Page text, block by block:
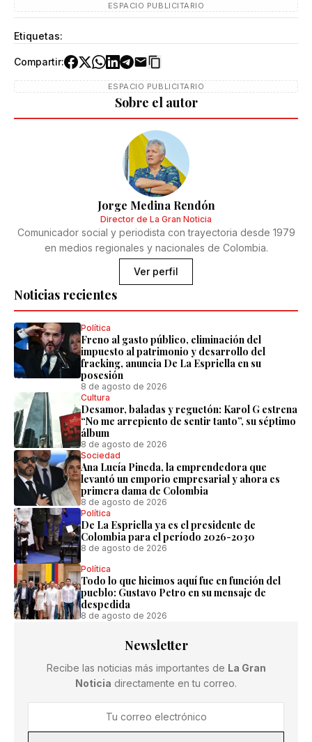
ESPACIO PUBLICITARIO
Etiquetas:
Compartir:
ESPACIO PUBLICITARIO
Noticias recientes
Política
Freno al gasto público, eliminación del
impuesto al patrimonio y desarrollo del
fracking, anuncia De La Espriella en su
posesión
8 de agosto de 2026
Cultura
Desamor, baladas y reguetón: Karol G estrena
“No me arrepiento de sentir tanto”, su séptimo
álbum
8 de agosto de 2026
Sociedad
Ana Lucía Pineda, la emprendedora que
levantó un emporio empresarial y ahora es
primera dama de Colombia
8 de agosto de 2026
Política
De La Espriella ya es el presidente de
Colombia para el período 2026-2030
8 de agosto de 2026
Política
Todo lo que hicimos aquí fue en función del
pueblo: Gustavo Petro en su mensaje de
despedida
8 de agosto de 2026
Sobre el autor
Jorge Medina Rendón
Director de La Gran Noticia
Comunicador social y periodista con trayectoria desde 1979
en medios regionales y nacionales de Colombia.
Ver perfil
Newsletter
Recibe las noticias más importantes de La Gran
Noticia directamente en tu correo.